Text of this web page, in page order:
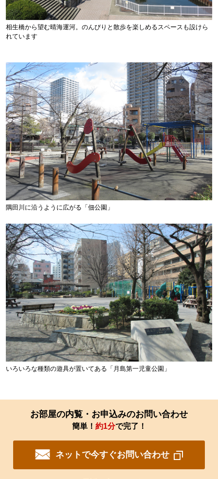
相生橋から望む晴海運河。のんびりと散歩を楽しめるスペースも設けら
れています
隅田川に沿うように広がる「佃公園」
いろいろな種類の遊具が置いてある「月島第一児童公園」
お部屋の内覧・お申込みのお問い合わせ
簡単！ 約1分で完了！
ネットで今すぐお問い合わせ